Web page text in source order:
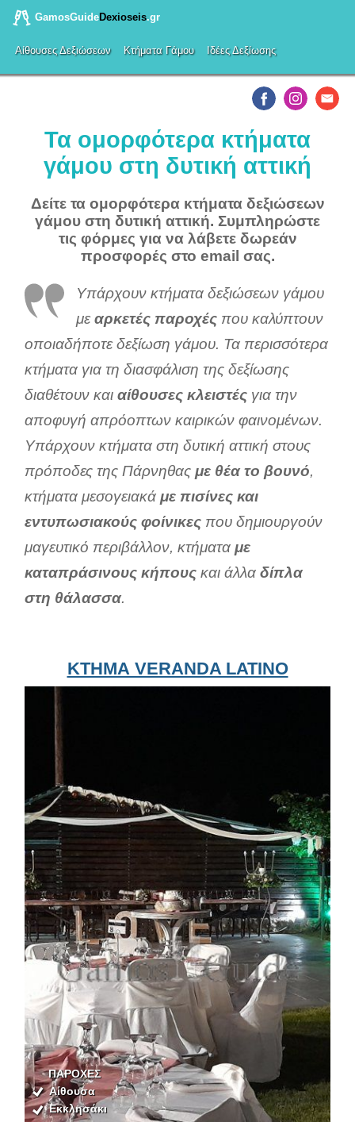
GamosGuideDexioseis.gr
Αίθουσες Δεξιώσεων Κτήματα Γάμου Ιδέες Δεξίωσης
Τα ομορφότερα κτήματα
γάμου στη δυτική αττική
Δείτε τα ομορφότερα κτήματα δεξιώσεων
γάμου στη δυτική αττική. Συμπληρώστε
τις φόρμες για να λάβετε δωρεάν
προσφορές στο email σας.
Υπάρχουν κτήματα δεξιώσεων γάμου
μεαρκετές παροχές που καλύπτουν
οποιαδήποτε δεξίωση γάμου. Τα περισσότερα
κτήματα για τη διασφάλιση της δεξίωσης
διαθέτουν καιαίθουσες κλειστές για την
αποφυγή απρόοπτων καιρικών φαινομένων.
Υπάρχουν κτήματα στη δυτική αττική στους
πρόποδες της Πάρνηθαςμε θέα το βουνό,
κτήματα μεσογειακάμε πισίνες και
εντυπωσιακούς φοίνικες που δημιουργούν
μαγευτικό περιβάλλον, κτήματαμε
καταπράσινους κήπους και άλλαδίπλα
στη θάλασσα.
ΚΤΗΜΑ VERANDA LATINO
ΠΑΡΟΧΕΣ
Αίθουσα
Εκκλησάκι